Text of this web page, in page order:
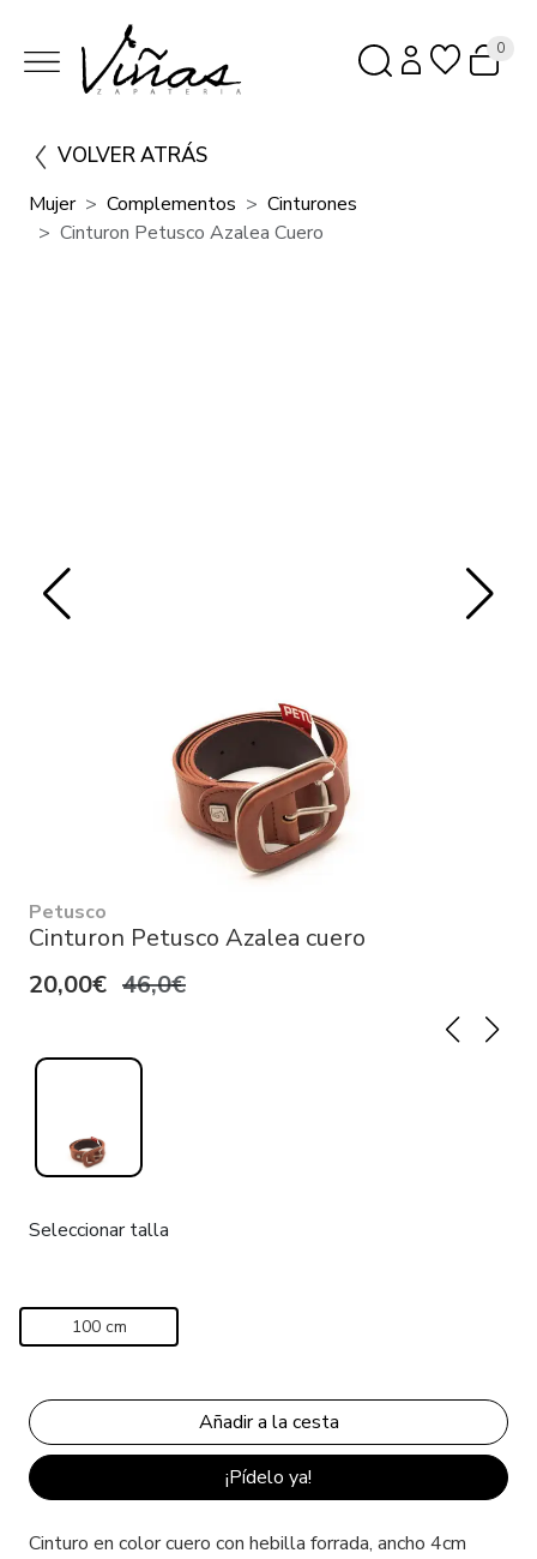
0
VOLVER ATRÁS
Mujer Complementos
Cinturones
Cinturon Petusco Azalea Cuero
Petusco
Cinturon Petusco Azalea cuero
20,00€ 46,0€
Seleccionar talla
100 cm
¡Pídelo ya!
Cinturo en color cuero con hebilla forrada, ancho 4cm